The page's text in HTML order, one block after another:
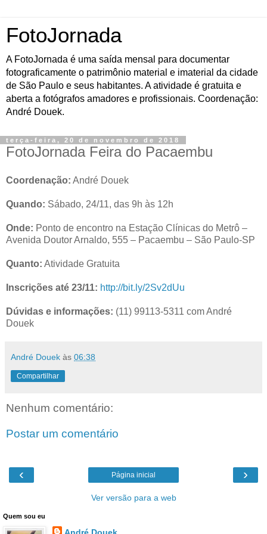
FotoJornada
A FotoJornada é uma saída mensal para documentar
fotograficamente o patrimônio material e imaterial da cidade
de São Paulo e seus habitantes. A atividade é gratuita e
aberta a fotógrafos amadores e profissionais. Coordenação:
André Douek.
terça-feira, 20 de novembro de 2018
FotoJornada Feira do Pacaembu
Coordenação: André Douek
Quando: Sábado, 24/11, das 9h às 12h
Onde: Ponto de encontro na Estação Clínicas do Metrô –
Avenida Doutor Arnaldo, 555 – Pacaembu – São Paulo-SP
Quanto: Atividade Gratuita
Inscrições até 23/11: http://bit.ly/2Sv2dUu
Dúvidas e informações: (11) 99113-5311 com André
Douek
André Douek às 06:38
Compartilhar
Nenhum comentário:
Postar um comentário
‹ ›
Página inicial
Ver versão para a web
Quem sou eu
André Douek